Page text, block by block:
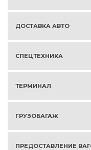
ДОСТАВКА АВТО
СПЕЦТЕХНИКА
ТЕРМИНАЛ
ГРУЗОБАГАЖ
ПРЕДОСТАВЛЕНИЕ